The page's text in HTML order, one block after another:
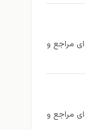
مراجع و
مراجع و